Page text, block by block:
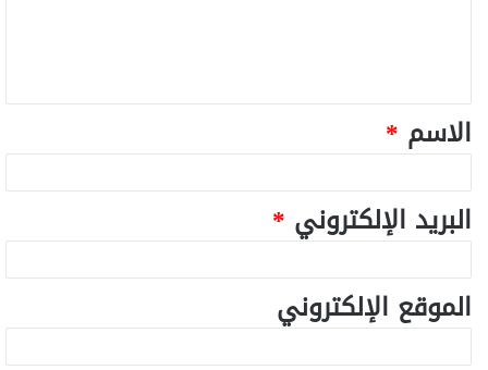
الاسم *
البريد الإلكتروني *
الموقع الإلكتروني